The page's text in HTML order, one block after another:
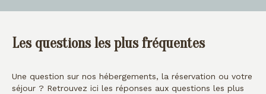
Les questions les plus fréquentes
Une question sur nos hébergements, la réservation ou votre
séjour ? Retrouvez ici les réponses aux questions les plus